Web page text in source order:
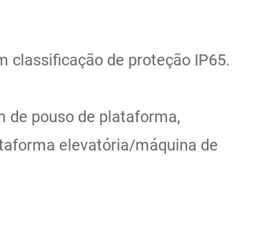
classificação de proteção IP65.
de pouso de plataforma,
elevatória/máquina de